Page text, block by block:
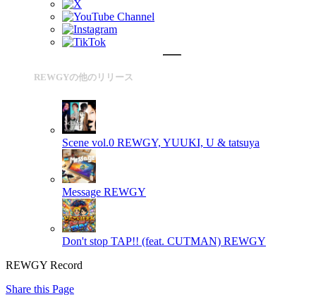
REWGYの他のリリース
Scene vol.0 REWGY, YUUKI, U & tatsuya
Message REWGY
Don't stop TAP!! (feat. CUTMAN) REWGY
REWGY Record
Share this Page